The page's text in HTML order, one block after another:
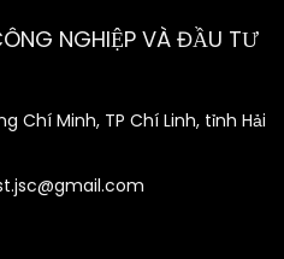
NGHIỆP VÀ ĐẦU TƯ
Chí Minh, TP Chí Linh, tỉnh Hải